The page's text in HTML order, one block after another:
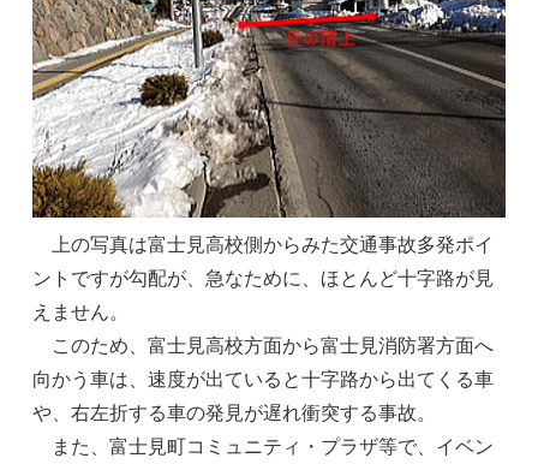
上の写真は富士見高校側からみた交通事故多発ポイ
ントですが勾配が、急なために、ほとんど十字路が見
えません。
このため、富士見高校方面から富士見消防署方面へ
向かう車は、速度が出ていると十字路から出てくる車
や、右左折する車の発見が遅れ衝突する事故。
また、富士見町コミュニティ・プラザ等で、イベン